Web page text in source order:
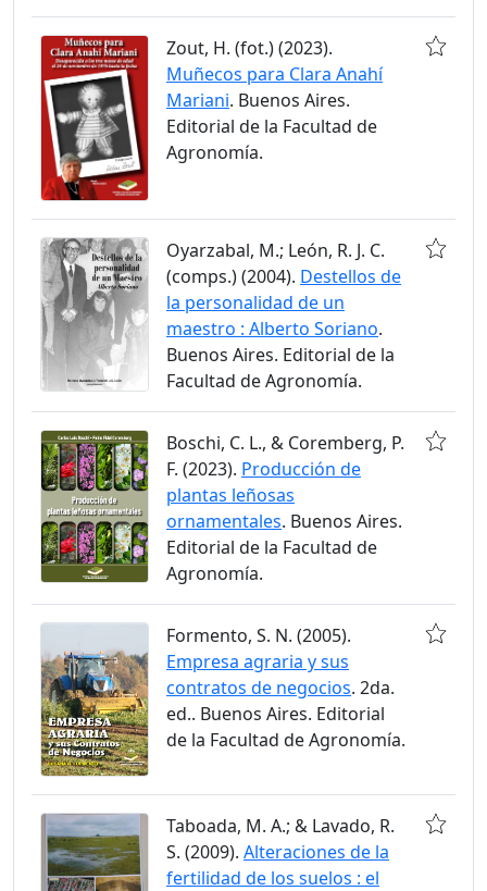
Zout, H. (fot.) (2023).
Muñecos para Clara Anahí
Mariani. Buenos Aires.
Editorial de la Facultad de
Agronomía.
Oyarzabal, M.; León, R. J. C.
(comps.) (2004). Destellos de
la personalidad de un
maestro : Alberto Soriano.
Buenos Aires. Editorial de la
Facultad de Agronomía.
Boschi, C. L., & Coremberg, P.
F. (2023). Producción de
plantas leñosas
ornamentales. Buenos Aires.
Editorial de la Facultad de
Agronomía.
Formento, S. N. (2005).
Empresa agraria y sus
contratos de negocios. 2da.
ed.. Buenos Aires. Editorial
de la Facultad de Agronomía.
Taboada, M. A.; & Lavado, R.
S. (2009). Alteraciones de la
fertilidad de los suelos : el